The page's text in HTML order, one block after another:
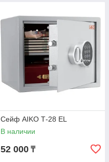
Сейф AIKO Т-28 EL
В наличии
52 000 ₸